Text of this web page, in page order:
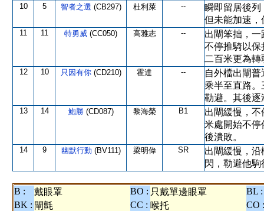
10 5 智者之選 (CB297) 杜利萊 --
瞬即留居後列
但未能加速，
11 11 特勇威 (CC050) 高雅志 --
出閘笨拙，
不停推騎以保
二百米更為
12 10 只因有你 (CD210) 霍達 --
自外檔出閘
乘半至直路。
勒避。其後逐
13 14 鮑勝 (CD087) 黎海榮 B1
出閘緩慢，
米處開始不停
後潰敗。
14 9 幽默行動 (BV111) 梁明偉 SR
出閘緩慢，
閃，勒避他
B : 戴眼罩 BO : 只戴單邊眼罩
BL :
BK : 閘氈 CC : 喉托
CO :